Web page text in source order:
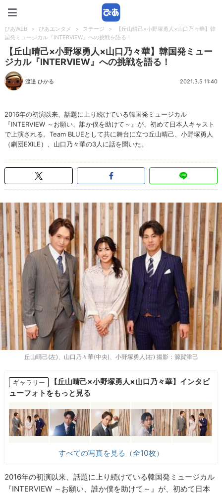
ぴあWEB > ぴあエンタメ > ステージ >
【丘山晴己×小野塚勇人×山口乃々華】韓
国発ミュージカル『INTERVIEW』への挑戦を語る！
【丘山晴己×小野塚勇人×山口乃々華】韓国発ミュー
ジカル『INTERVIEW』への挑戦を語る！
渡邉 ひかる 2021.3.5 11:40
2016年の初演以来、話題に上り続けている韓国発ミュージカル
『INTERVIEW ～お願い、誰か僕を助けて～』が、初めて日本人キャスト
で上演される。Team BLUEとして共に舞台に立つ丘山晴己、小野塚勇人
（劇団EXILE）、山口乃々華の3人に話を聞いた。
丘山晴己(左)、山口乃々華(中央)、小野塚勇人(右) 撮影：源賀津己
ギャラリー
【丘山晴己×小野塚勇人×山口乃々華】インタビ
ューフォトをもっと見る
すべての写真を見る（全10枚）
2016年の初演以来、話題に上り続けている韓国発ミュージカル
『INTERVIEW ～お願い、誰か僕を助けて～』が、初めて日本